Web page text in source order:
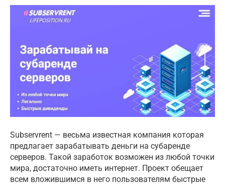
Subservrent — весьма известная компания которая
предлагает зарабатывать деньги на субаренде
серверов. Такой заработок возможен из любой точки
мира, достаточно иметь интернет. Проект обещает
всем вложившимся в него пользователям быстрые